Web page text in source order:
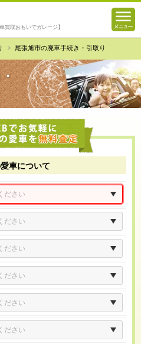
買取おもいでガレージ】
尾張旭市の廃車手続き・引取り
車について